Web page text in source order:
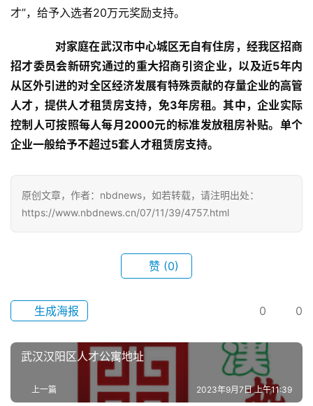
旅
游
滚
生
活
观
才”，给予入选者20万元奖励支持。
对家庭在武汉市中心城区无自有住房，经我区招商
招才委员会新研究通过的重大招商引资企业，以及近5年内
从区外引进的对全区经济发展有特殊贡献的存量企业的高管
人才，提供人才租赁房支持，免3年房租。其中，企业实际
控制人可按照每人每月2000元的标准发放租房补贴。单个
企业一般给予不超过5套人才租赁房支持。
原创文章，作者：nbdnews，如若转载，请注明出处：
https://www.nbdnews.cn/07/11/39/4757.html
赞 (0)
0 0
生成海报
武汉汉阳区人才公寓地址
上一篇 2023年9月7日 上午11:39